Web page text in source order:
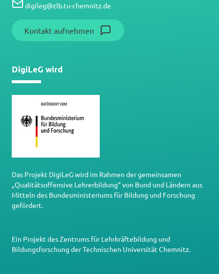
digileg@zlb.tu-chemnitz.de
Kontakt aufnehmen
DigiLeG wird
Das Projekt DigiLeG wird im Rahmen der gemeinsamen
„Qualitätsoffensive Lehrerbildung“ von Bund und Ländern aus
Mitteln des Bundesministeriums für Bildung und Forschung
gefördert.
Ein Projekt desZentrums für Lehrkräftebildung und
Bildungsforschung derTechnischen Universität Chemnitz.